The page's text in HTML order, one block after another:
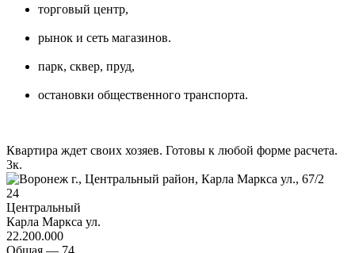
торговый центр,
рынок и сеть магазинов.
парк, сквер, пруд,
остановки общественного транспорта.
Квартира ждет своих хозяев. Готовы к любой форме расчета.
3к.
24
Центральный
Карла Маркса ул.
22.200.000
Общая — 74